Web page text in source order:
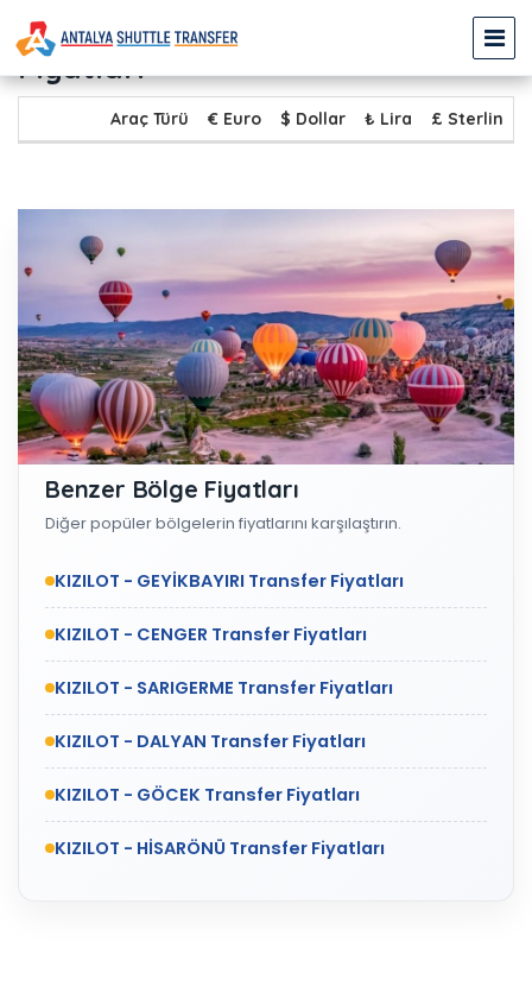
KIZILOT - KAPADOKYA Transfer
Fiyatları
Araç Türü € Euro $ Dollar ₺ Lira £ Sterlin
Benzer Bölge Fiyatları
Diğer popüler bölgelerin fiyatlarını karşılaştırın.
KIZILOT - GEYİKBAYIRI Transfer Fiyatları
KIZILOT - CENGER Transfer Fiyatları
KIZILOT - SARIGERME Transfer Fiyatları
KIZILOT - DALYAN Transfer Fiyatları
KIZILOT - GÖCEK Transfer Fiyatları
KIZILOT - HİSARÖNÜ Transfer Fiyatları